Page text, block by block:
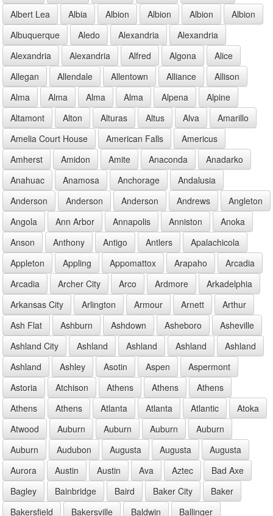
Albert Lea
Albia Albion Albion Albion
Albion
Albuquerque
Aledo Alexandria
Alexandria
Alexandria
Alexandria Alfred Algona
Alice
Allegan
Allendale Allentown Alliance
Allison
Alma
Alma Alma Alma Alpena
Alpine
Altamont
Alton Alturas Altus Alva
Amarillo
Amelia Court House
American Falls
Americus
Amherst
Amidon Amite Anaconda
Anadarko
Anahuac
Anamosa Anchorage
Andalusia
Anderson
Anderson Anderson Andrews
Angleton
Angola
Ann Arbor Annapolis Anniston
Anoka
Anson
Anthony Antigo Antlers
Apalachicola
Appleton
Appling Appomattox Arapaho
Arcadia
Arcadia
Archer City Arco Ardmore
Arkadelphia
Arkansas City
Arlington Armour Arnett
Arthur
Ash Flat
Ashburn Ashdown Asheboro
Asheville
Ashland City
Ashland Ashland Ashland
Ashland
Ashland
Ashley Asotin Aspen
Aspermont
Astoria
Atchison Athens Athens
Athens
Athens
Athens Atlanta Atlanta Atlantic
Atoka
Atwood
Auburn Auburn Auburn
Auburn
Auburn
Audubon Augusta Augusta
Augusta
Aurora
Austin Austin Ava Aztec
Bad Axe
Bagley
Bainbridge Baird Baker City
Baker
Bakersfield
Bakersville Baldwin
Ballinger